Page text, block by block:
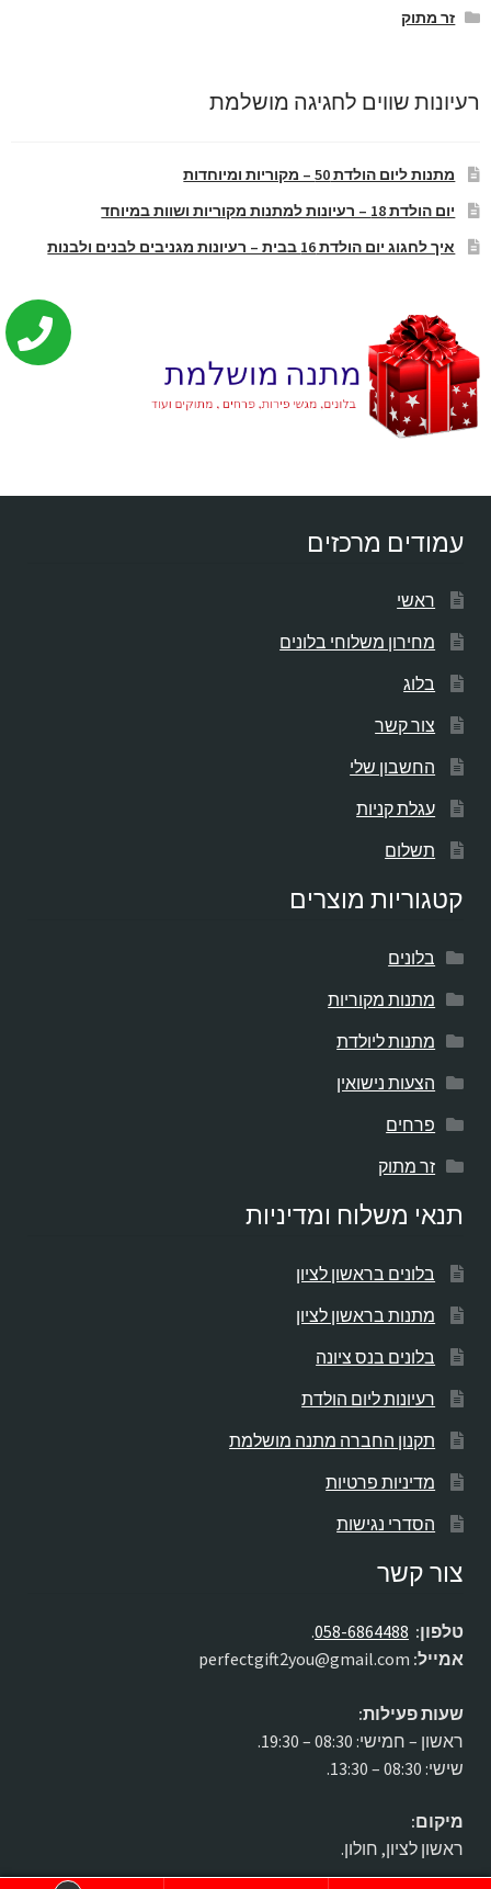
זר מתוק
רעיונות שווים לחגיגה מושלמת
מתנות ליום הולדת 50 – מקוריות ומיוחדות
יום הולדת 18 – רעיונות למתנות מקוריות ושוות במיוחד
איך לחגוג יום הולדת 16 בבית – רעיונות מגניבים לבנים ולבנות
עמודים מרכזים
ראשי
מחירון משלוחי בלונים
בלוג
צור קשר
החשבון שלי
עגלת קניות
תשלום
קטגוריות מוצרים
בלונים
מתנות מקוריות
מתנות ליולדת
הצעות נישואין
פרחים
זר מתוק
תנאי משלוח ומדיניות
בלונים בראשון לציון
מתנות בראשון לציון
בלונים בנס ציונה
רעיונות ליום הולדת
תקנון החברה מתנה מושלמת
מדיניות פרטיות
הסדרי נגישות
צור קשר
טלפון: 058-6864488
.
אמייל:
שעות פעילות:
ראשון – חמישי: 08:30 – 19:30.
שישי: 08:30 – 13:30.
מיקום:
ראשון לציון, חולון.